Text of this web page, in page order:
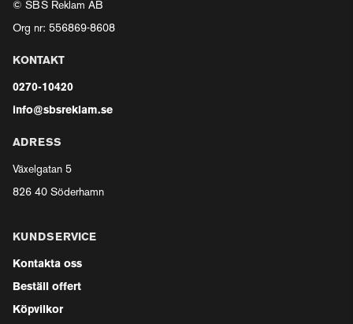
© SBS Reklam AB
Org nr: 556869-8608
KONTAKT
0270-10420
info@sbsreklam.se
ADRESS
Växelgatan 5
826 40 Söderhamn
KUNDSERVICE
Kontakta oss
Beställ offert
Köpvilkor